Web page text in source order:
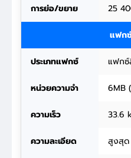
การย่อ/ขยาย 25
แฟก
ประเภทแฟกซ์ แฟกซ์
หน่วยความจำ 6MB
ความเร็ว 33.6
ความละเอียด สูงสุ